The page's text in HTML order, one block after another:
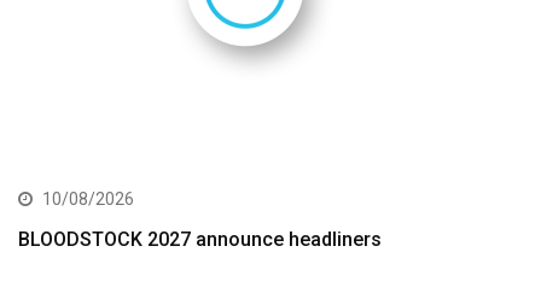
10/08/2026
BLOODSTOCK 2027 announce headliners